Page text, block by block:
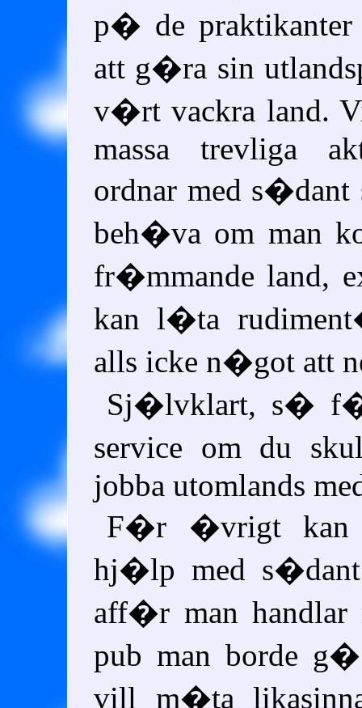
p� de praktikanter
att g�ra sin
v�rt vackra land.
massa trevliga
ordnar med s�dant
beh�va om man
fr�mmande land,
kan l�ta
alls icke n�got att
Sj�lvklart, s�
service om du
jobba utomlands
F�r �vrigt kan
hj�lp med
aff�r man
pub man borde
vill m�ta